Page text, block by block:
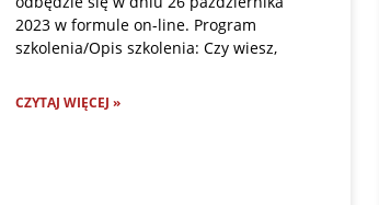
2023 w formule on-line. Program
szkolenia/Opis szkolenia: Czy wiesz,
CZYTAJ WIĘCEJ »